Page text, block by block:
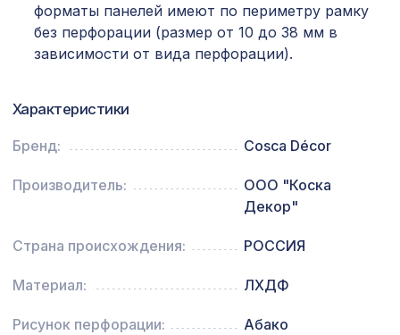
Перфорированная панель КВАДРО
10-20, 2800х1250мм, ХДФ, венге
7043 ₽
Перфорированная панель ДЕДАЛО,
Натуральные обои Cosca Traditional
рамка 900х600мм, перфорация
форматы панелей имеют по периметру рамку
без перфорации (размер от 10 до 38 мм в
зависимости от вида перфорации).
Характеристики
Бренд: Cosca Décor
Производитель:
ООО "Коска
Декор"
Страна происхождения: РОССИЯ
Материал: ЛХДФ
Рисунок перфорации: Абако